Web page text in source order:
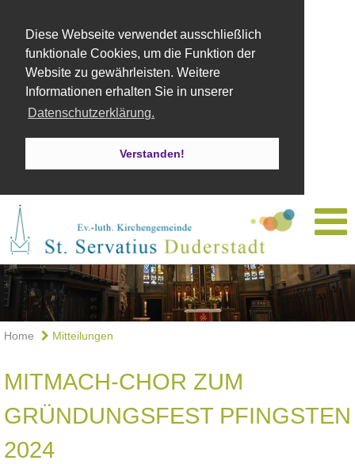
Diese Webseite verwendet ausschließlich
funktionale Cookies, um die Funktion der
Website zu gewährleisten. Weitere
Informationen erhalten Sie in unserer
Datenschutzerklärung.
Verstanden!
Home Mitteilungen
MITMACH-CHOR ZUM
GRÜNDUNGSFEST PFINGSTEN
2024